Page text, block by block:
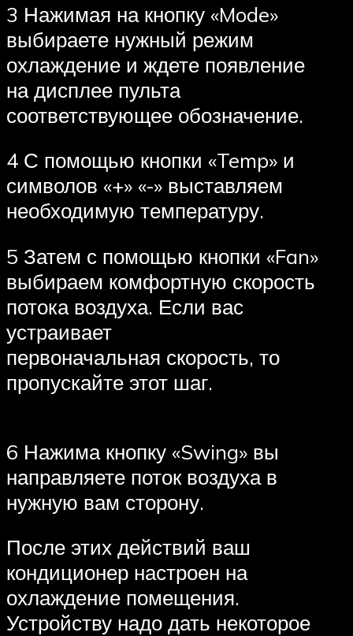
3 Нажимая на кнопку «Mode»
выбираете нужный режим
охлаждение и ждете появление
на дисплее пульта
соответствующее обозначение.
4 С помощью кнопки «Temp» и
символов «+» «-» выставляем
необходимую температуру.
5 Затем с помощью кнопки «Fan»
выбираем комфортную скорость
потока воздуха. Если вас
устраивает
первоначальная скорость, то
пропускайте этот шаг.
6 Нажима кнопку «Swing» вы
направляете поток воздуха в
нужную вам сторону.
После этих действий ваш
кондиционер настроен на
охлаждение помещения.
Устройству надо дать некоторое